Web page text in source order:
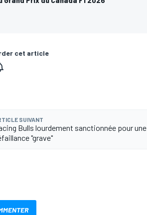
cet article
SUIVANT
Bulls lourdement sanctionnée pour une
"grave"